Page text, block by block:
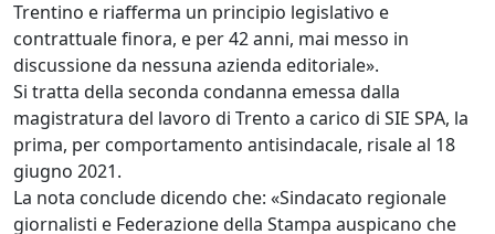
Trentino e riafferma un principio legislativo e
contrattuale finora, e per 42 anni, mai messo in
discussione da nessuna azienda editoriale».
Si tratta della seconda condanna emessa dalla
magistratura del lavoro di Trento a carico di SIE SPA, la
prima, per comportamento antisindacale, risale al 18
giugno 2021.
La nota conclude dicendo che: «Sindacato regionale
giornalisti e Federazione della Stampa auspicano che